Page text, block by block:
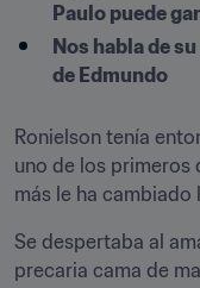
Paulo puede
Nos habla de
de Edmundo
Ronielson tenía
uno de los primeros
más le ha cambiado
Se despertaba al
precaria cama de